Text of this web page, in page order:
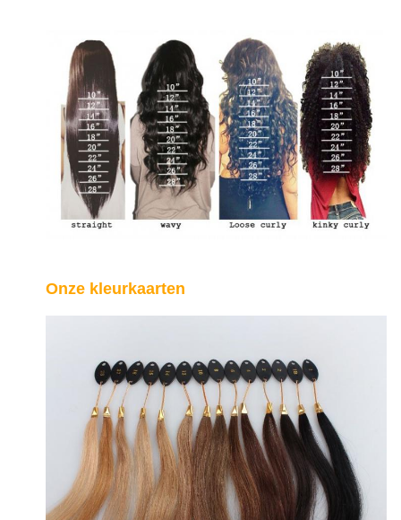
Onze kleurkaarten